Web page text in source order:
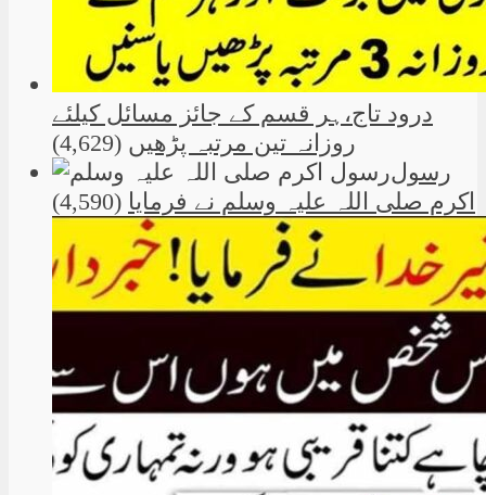
درود تاج،ہر قسم کے جائز مسائل کیلئے
روزانہ تین مرتبہ پڑھیں (4,629)
رسول
اکرم صلی اللہ علیہ وسلم نے فرمایا (4,590)